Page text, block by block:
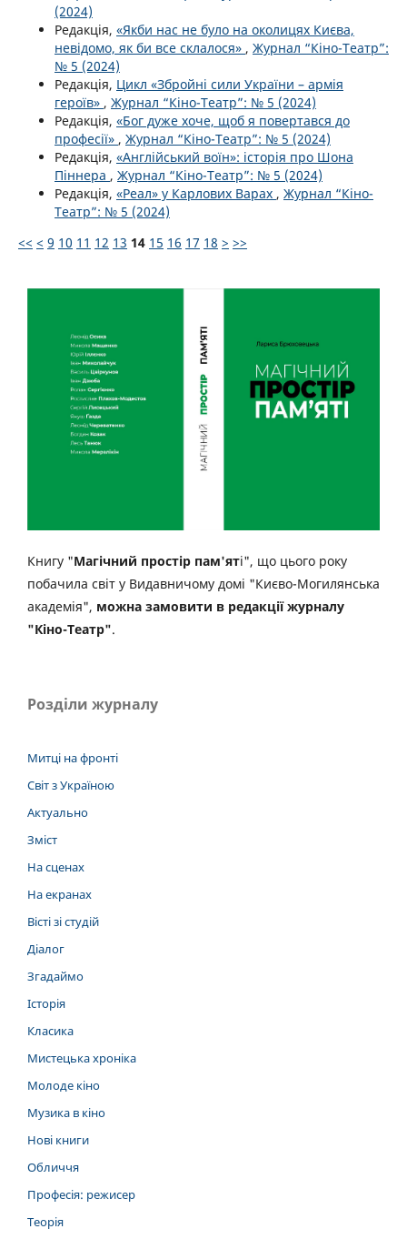
(2024)
Редакція, «Якби нас не було на околицях Києва,
невідомо, як би все склалося» , Журнал “Кіно-Театр”:
№ 5 (2024)
Редакція, Цикл «Збройні сили України – армія
героїв» , Журнал “Кіно-Театр”: № 5 (2024)
Редакція, «Бог дуже хоче, щоб я повертався до
професії» , Журнал “Кіно-Театр”: № 5 (2024)
Редакція, «Англійський воїн»: історія про Шона
Піннера , Журнал “Кіно-Театр”: № 5 (2024)
Редакція, «Реал» у Карлових Варах , Журнал “Кіно-
Театр”: № 5 (2024)
<< < 9 10 11 12 13 14 15 16 17 18 > >>
Книгу "Магічний простір пам'яті", що цього року
побачила світ у Видавничому домі "Києво-Могилянська
академія", можна замовити в редакції журналу
"Кіно-Театр".
Розділи журналу
Митці на фронті
Світ з Україною
Актуально
Зміст
На сценах
На екранах
Вісті зі студій
Діалог
Згадаймо
Історія
Класика
Мистецька хроніка
Молоде кіно
Музика в кіно
Нові книги
Обличчя
Професія: режисер
Теорія